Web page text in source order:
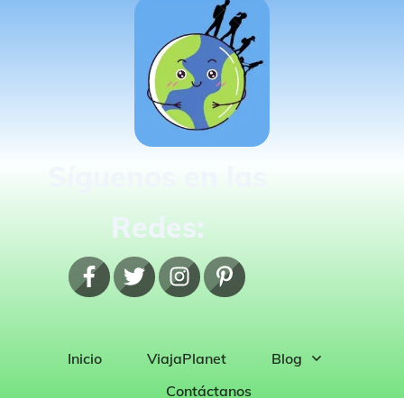
Redes:
Inicio ViajaPlanet
Blog
Contáctanos